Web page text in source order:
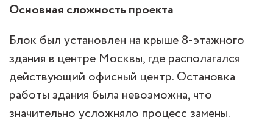
Основная сложность проекта
Блок был установлен на крыше 8-этажного
здания в центре Москвы, где располагался
действующий офисный центр. Остановка
работы здания была невозможна, что
значительно усложняло процесс замены.